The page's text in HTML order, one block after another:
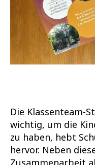
Die Klassenteam-
wichtig, um die
zu haben, hebt
hervor. Neben